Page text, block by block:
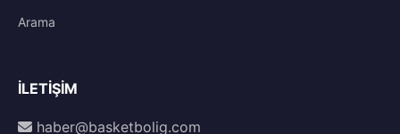
Arama
İLETIŞIM
haber@basketbolig.com